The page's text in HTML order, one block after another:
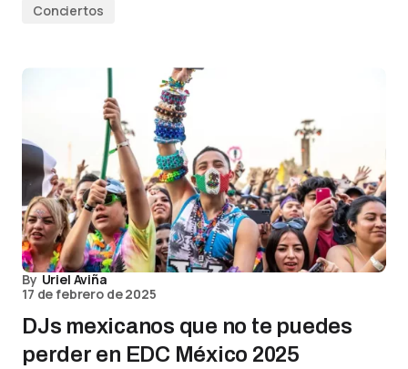
Conciertos
By Uriel Aviña
17 de febrero de 2025
DJs mexicanos que no te puedes
perder en EDC México 2025